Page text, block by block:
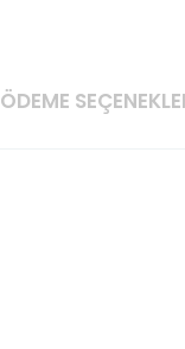
ÖDEME